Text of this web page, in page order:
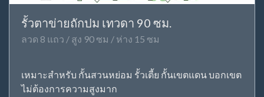
รั้วตาข่ายถักปม เทวดา 90 ซม.
ลวด 8 แถว / สูง 90 ซม / ห่าง 15 ซม
เหมาะสำหรับ กั้นสวนหย่อม รั้วเตี้ย กั้นเขตแดน บอกเขต
ไม่ต้องการความสูงมาก